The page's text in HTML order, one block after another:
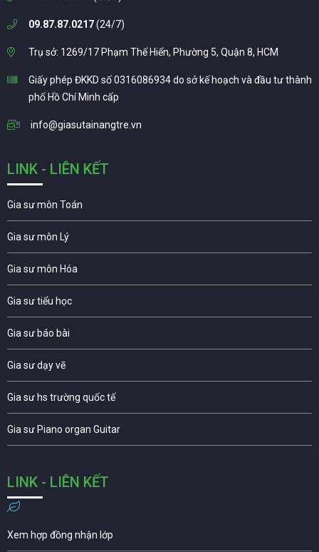
09.87.87.0217(24/7)
Trụ sở: 1269/17 Phạm Thế Hiển, Phường 5, Quận 8, HCM
Giấy phép ĐKKD số 0316086934 do sở kế hoạch và đầu tư thành
phố Hồ Chí Minh cấp
info@giasutainangtre.vn
LINK - LIÊN KẾT
Gia sư môn Toán
Gia sư môn Lý
Gia sư môn Hóa
Gia sư tiểu học
Gia sư báo bài
Gia sư dạy vẽ
Gia sư hs trường quốc tế
Gia sư Piano organ Guitar
LINK - LIÊN KẾT
Xem hợp đồng nhận lớp